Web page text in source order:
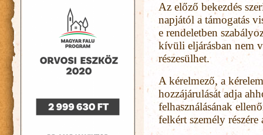
Az előző bekezdés
napjától a támogatás
e rendeletben
kívüli eljárásban nem
részesülhet.
A kérelmező, a
hozzájárulását adja
felhasználásának
felkért személy